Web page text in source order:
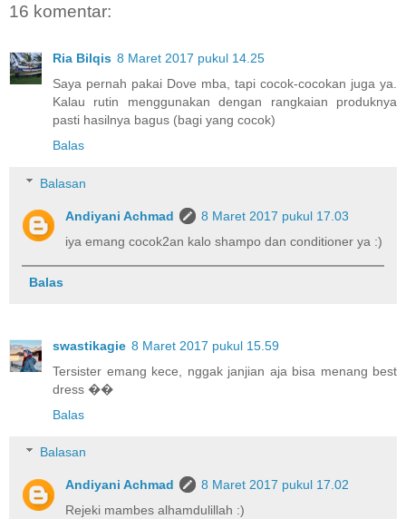
16 komentar:
Ria Bilqis 8 Maret 2017 pukul 14.25
Saya pernah pakai Dove mba, tapi cocok-cocokan juga ya.
Kalau rutin menggunakan dengan rangkaian produknya
pasti hasilnya bagus (bagi yang cocok)
Balas
Balasan
Andiyani Achmad
8 Maret 2017 pukul 17.03
iya emang cocok2an kalo shampo dan conditioner ya :)
Balas
swastikagie 8 Maret 2017 pukul 15.59
Tersister emang kece, nggak janjian aja bisa menang best
dress ��
Balas
Balasan
Andiyani Achmad
8 Maret 2017 pukul 17.02
Rejeki mambes alhamdulillah :)